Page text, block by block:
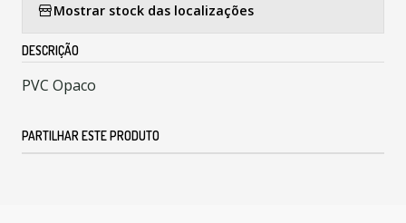
Mostrar stock das localizações
DESCRIÇÃO
PVC Opaco
PARTILHAR ESTE PRODUTO